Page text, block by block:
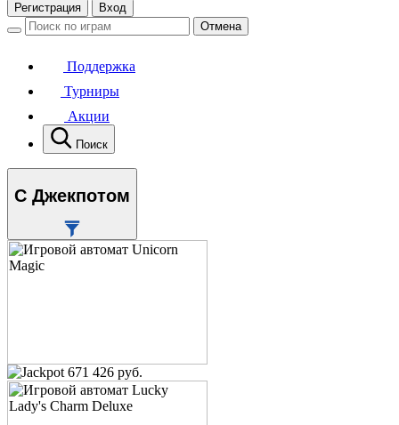
Регистрация
Вход
Отмена
Поддержка
Турниры
Акции
Поиск
С Джекпотом
671 426 руб.